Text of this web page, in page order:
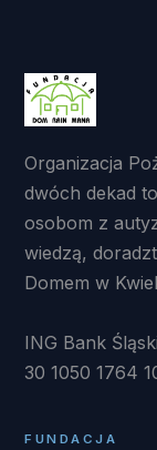
Organizacja
dwóch dekad
osobom z
wiedzą,
Domem w
ING Bank
30 1050 1764
FUNDACJA